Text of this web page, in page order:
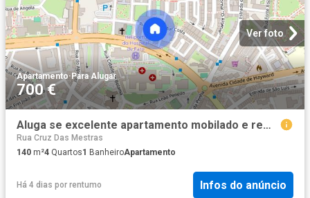
Ver foto
Apartamento·Para Alugar
700 €
Aluga se excelente apartamento mobilado e remodelado em Faro
Rua Cruz Das Mestras
140 m²4 Quartos1 BanheiroApartamento
Há 4 dias por rentumo Infos do anúncio